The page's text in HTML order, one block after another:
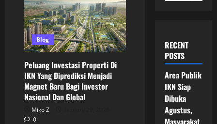
Blog
Peluang Investasi Properti Di
IKN Yang Diprediksi Menjadi
Magnet Baru Bagi Investor
Nasional Dan Global
Miko Z
0
RECENT
POSTS
Area Publik
IKN Siap
Dibuka
Agustus,
Masyarakat